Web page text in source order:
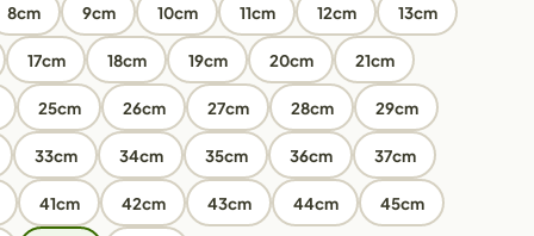
8cm 9cm 10cm 11cm 12cm 13cm
17cm 18cm 19cm 20cm 21cm
25cm 26cm 27cm 28cm 29cm
33cm 34cm 35cm 36cm 37cm
41cm 42cm 43cm 44cm 45cm